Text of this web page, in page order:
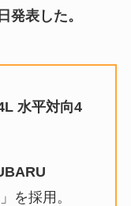
発表した。
水平対向4
」を採用。